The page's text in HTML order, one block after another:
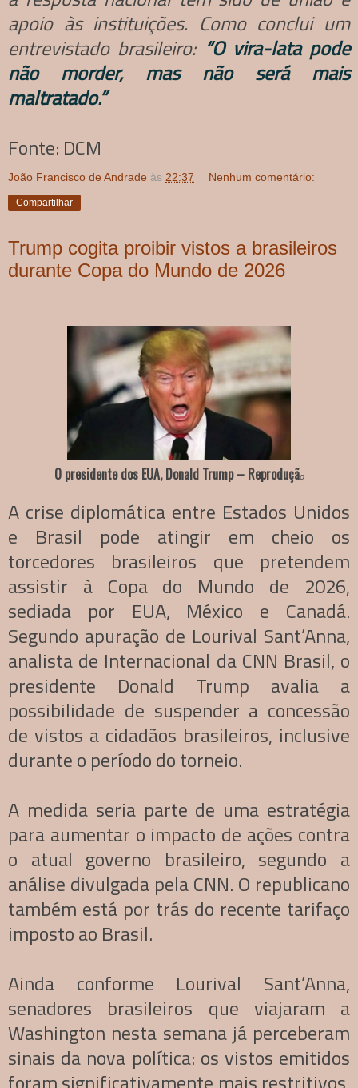
apoio às instituições. Como conclui um
entrevistado brasileiro: “O vira-lata pode
não morder, mas não será mais
maltratado.”
Fonte: DCM
João Francisco de Andrade às 22:37 Nenhum comentário:
Compartilhar
Trump cogita proibir vistos a brasileiros
durante Copa do Mundo de 2026
O presidente dos EUA, Donald Trump – Reprodução
A crise diplomática entre Estados Unidos
e Brasil pode atingir em cheio os
torcedores brasileiros que pretendem
assistir à Copa do Mundo de 2026,
sediada por EUA, México e Canadá.
Segundo apuração de Lourival Sant’Anna,
analista de Internacional da CNN Brasil, o
presidente Donald Trump avalia a
possibilidade de suspender a concessão
de vistos a cidadãos brasileiros, inclusive
durante o período do torneio.
A medida seria parte de uma estratégia
para aumentar o impacto de ações contra
o atual governo brasileiro, segundo a
análise divulgada pela CNN. O republicano
também está por trás do recente tarifaço
imposto ao Brasil.
Ainda conforme Lourival Sant’Anna,
senadores brasileiros que viajaram a
Washington nesta semana já perceberam
sinais da nova política: os vistos emitidos
foram significativamente mais restritivos,